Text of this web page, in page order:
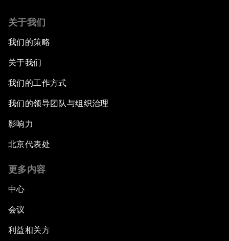
关于我们
我们的策略
关于我们
我们的工作方式
我们的领导团队与组织治理
影响力
北京代表处
更多内容
中心
会议
利益相关方